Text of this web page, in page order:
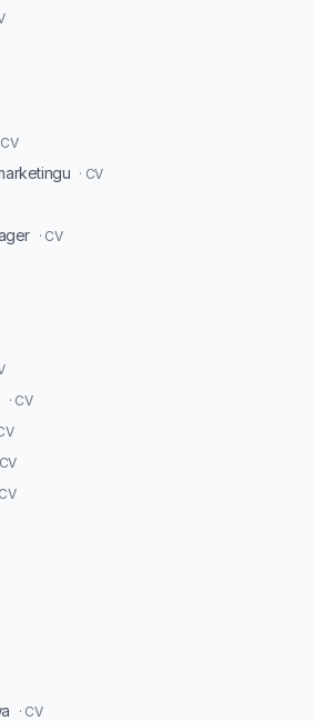
CV
· CV
· CV
· CV
· CV